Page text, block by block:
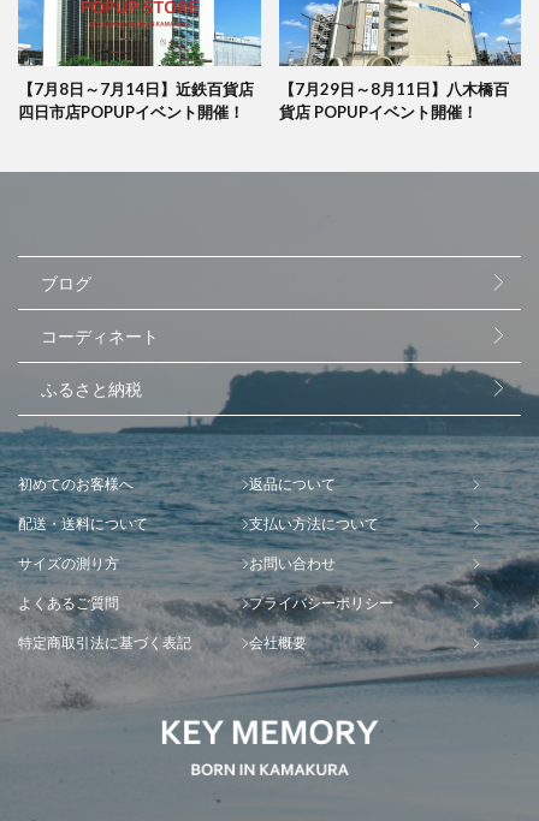
【7月8日～7月14日】近鉄百貨店
四日市店POPUPイベント開催！
【7月29日～8月11日】八木橋百
貨店 POPUPイベント開催！
ブログ
コーディネート
ふるさと納税
初めてのお客様へ 返品について
配送・送料について 支払い方法について
サイズの測り方 お問い合わせ
よくあるご質問 プライバシーポリシー
特定商取引法に基づく表記 会社概要